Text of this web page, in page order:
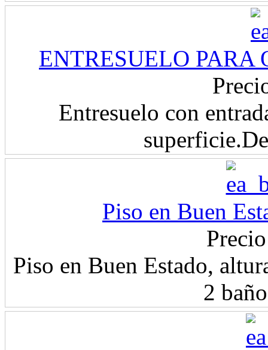
ENTRESUELO
Entresuelo con
Piso en Buen
Piso en Buen Estado,
2